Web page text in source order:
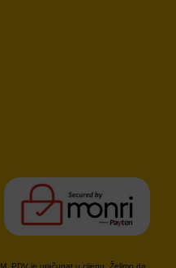
PDV je uračunat u cijenu. Želimo da